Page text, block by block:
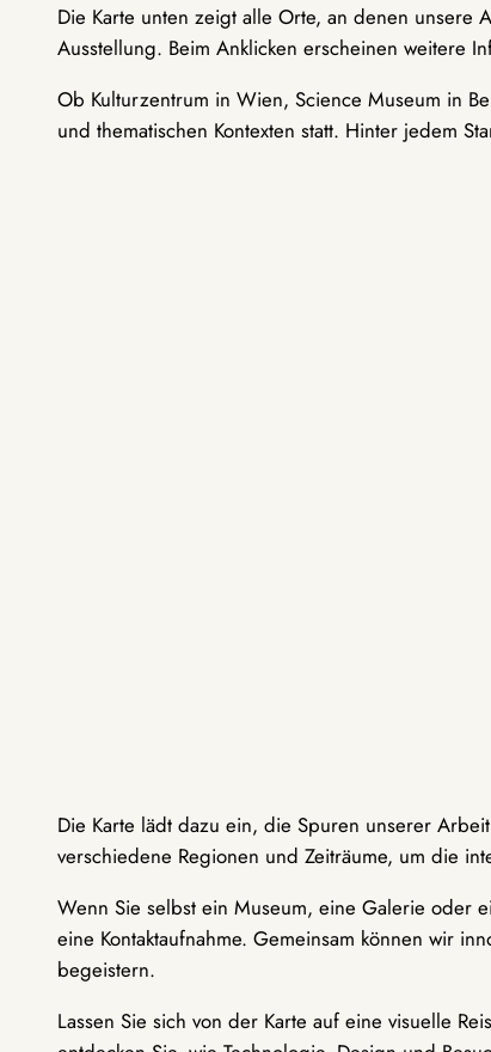
Die Karte unten zeigt alle Orte, an denen unsere
Ausstellung. Beim Anklicken erscheinen weitere
Ob Kulturzentrum in Wien, Science Museum in
und thematischen Kontexten statt. Hinter jedem
Die Karte lädt dazu ein, die Spuren unserer
verschiedene Regionen und Zeiträume, um die
Wenn Sie selbst ein Museum, eine Galerie oder
eine Kontaktaufnahme. Gemeinsam können wir
begeistern.
Lassen Sie sich von der Karte auf eine visuelle